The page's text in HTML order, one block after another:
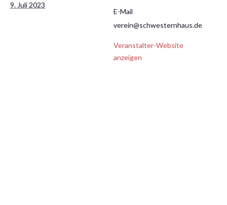
9. Juli 2023
E-Mail
verein@schwesternhaus.de
Veranstalter-Website
anzeigen